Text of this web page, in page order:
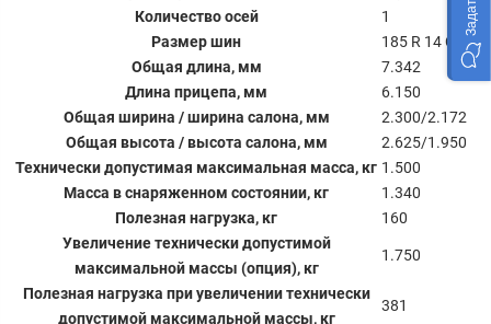
Количество осей
1
Размер шин
185 R 14 C
Общая длина, мм
7.342
Длина прицепа, мм
6.150
Общая ширина / ширина салона, мм
2.300/2.172
Общая высота / высота салона, мм
2.625/1.950
Технически допустимая максимальная масса, кг 1.500
Масса в снаряженном состоянии, кг
1.340
Полезная нагрузка, кг
160
Увеличение технически допустимой
максимальной массы (опция), кг
1.750
Полезная нагрузка при увеличении технически
допустимой максимальной массы, кг
381